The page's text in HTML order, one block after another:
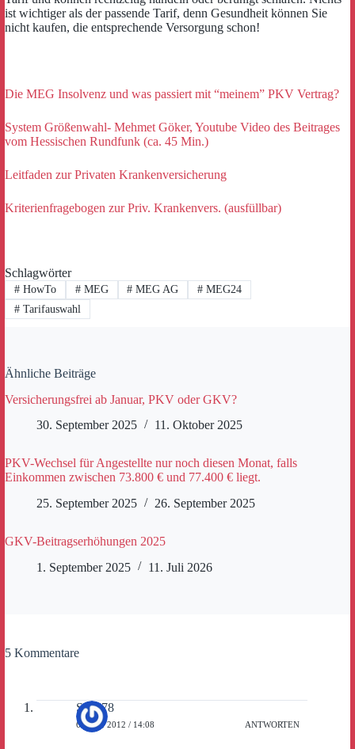
ist wichtiger als der passende Tarif, denn Gesundheit können Sie
nicht kaufen, die entsprechende Versorgung schon!
Die MEG Insolvenz und was passiert mit “meinem” PKV Vertrag?
System Größenwahl- Mehmet Göker, Youtube Video des Beitrages
vom Hessischen Rundfunk (ca. 45 Min.)
Leitfaden zur Privaten Krankenversicherung
Kriterienfragebogen zur Priv. Krankenvers. (ausfüllbar)
Schlagwörter
#HowTo #MEG # MEG AG # MEG24
#Tarifauswahl
Ähnliche Beiträge
Versicherungsfrei ab Januar, PKV oder GKV?
30. September 2025
11. Oktober 2025
PKV-Wechsel für Angestellte nur noch diesen Monat, falls
Einkommen zwischen 73.800 € und 77.400 € liegt.
25. September 2025
26. September 2025
GKV-Beitragserhöhungen 2025
1. September 2025
11. Juli 2026
5 Kommentare
Sepp78
6. JUNI 2012 / 14:08 ANTWORTEN